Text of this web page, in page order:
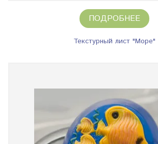
ПОДРОБНЕЕ
Текстурный лист "Море"